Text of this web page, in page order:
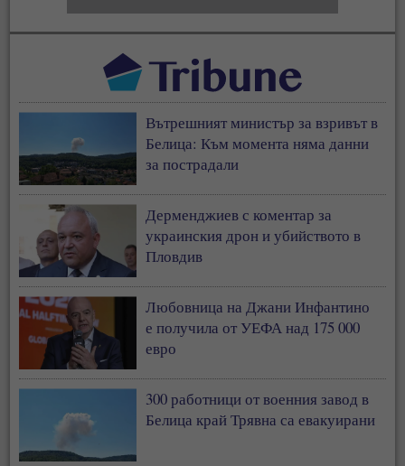
Вътрешният министър за взривът в
Белица: Към момента няма данни
за пострадали
Дерменджиев с коментар за
украинския дрон и убийството в
Пловдив
Любовница на Джани Инфантино
е получила от УЕФА над 175 000
евро
300 работници от военния завод в
Белица край Трявна са евакуирани